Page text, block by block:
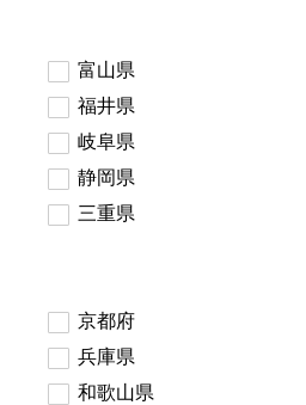
富山県
福井県
岐阜県
静岡県
三重県
京都府
兵庫県
和歌山県